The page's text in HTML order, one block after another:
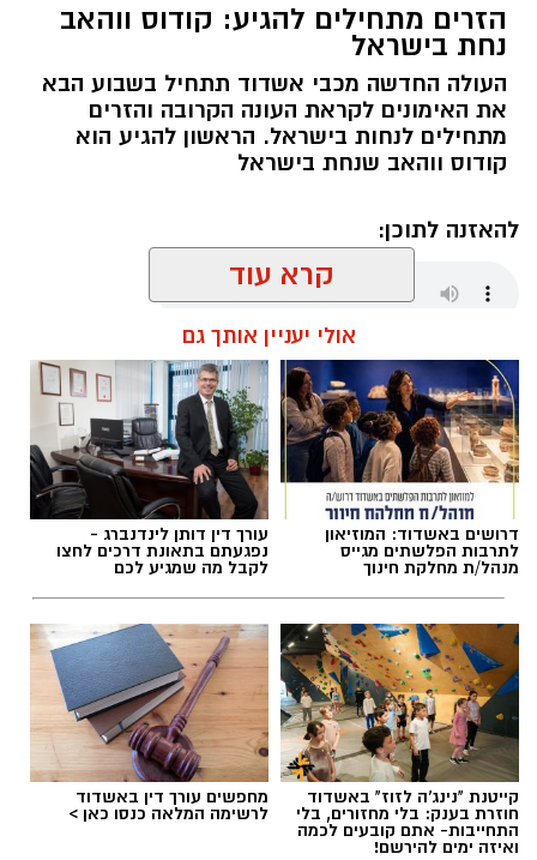
רוצה לעקוב אחרי הערוץ של הקבוצה "אשדוד נט"
ב-WhatsApp לחצו כאן
להורדת אפליקציה של אשדוד נט לחצו כאן
הזרים מתחילים להגיע: קודוס ווהאב
נחת בישראל
העולה החדשה מכבי אשדוד תתחיל בשבוע הבא
את האימונים לקראת העונה הקרובה והזרים
מתחילים לנחות בישראל. הראשון להגיע הוא
קודוס ווהאב שנחת בישראל
להאזנה לתוכן:
שחר כחלון / 17:59 07.08.26
תגים:מכבי אשדוד, קודוס ווהאב
קרא עוד
אולי יעניין אותך גם
דרושים באשדוד: המוזיאון
לתרבות הפלשתים מגייס
מנהל/ת מחלקת חינוך
עורך דין דותן לינדנברג -
נפגעתם בתאונת דרכים לחצו
לקבל מה שמגיע לכם
קייטנת "נינג'ה לזוז" באשדוד
חוזרת בענק: בלי מחזורים, בלי
התחייבות- אתם קובעים לכמה
ואיזה ימים להירשם!
מחפשים עורך דין באשדוד
לרשימה המלאה כנסו כאן >